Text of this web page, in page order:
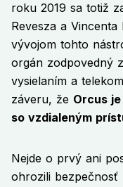
roku 2019 sa totiž
Revesza a
vývojom tohto
orgán zodpovedný
vysielaním a
záveru, že Orcus
so vzdialeným
Nejde o prvý ani
ohrozili bezpečnosť